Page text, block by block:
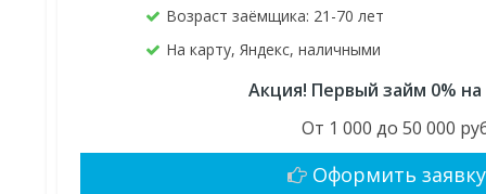
Возраст заёмщика: 21-70 лет
На карту, Яндекс, наличными
Акция! Первый займ 0%
От 1 000 до 50 000
Оформить заявку